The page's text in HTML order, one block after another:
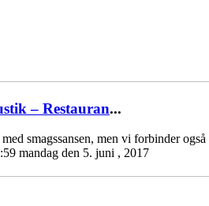
– Restauran...
smagssansen, men vi forbinder
mandag den 5. juni , 2017